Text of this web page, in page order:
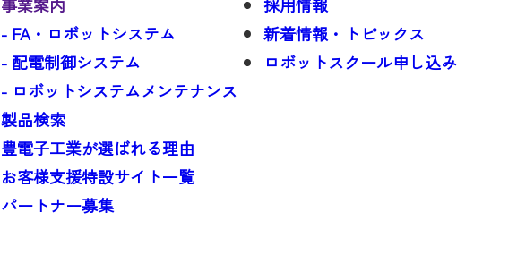
- FA・ロボットシステム
- 配電制御システム
- ロボットシステムメンテナンス
製品検索
豊電子工業が選ばれる理由
お客様支援特設サイト一覧
パートナー募集
新着情報・トピックス
ロボットスクール申し込み